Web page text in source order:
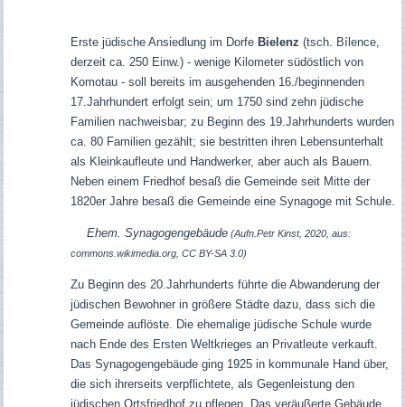
Erste jüdische Ansiedlung im Dorfe Bielenz (tsch. Bílence,
derzeit ca. 250 Einw.) - wenige Kilometer südöstlich von
Komotau - soll bereits im ausgehenden 16./beginnenden
17.Jahrhundert erfolgt sein; um 1750 sind zehn jüdische
Familien nachweisbar; zu Beginn des 19.Jahrhunderts wurden
ca. 80 Familien gezählt; sie bestritten ihren Lebensunterhalt
als Kleinkaufleute und Handwerker, aber auch als Bauern.
Neben einem Friedhof besaß die Gemeinde seit Mitte der
1820er Jahre besaß die Gemeinde eine Synagoge mit Schule.
Ehem. Synagogengebäude(Aufn.Petr Kinst, 2020, aus:
commons.wikimedia.org, CC BY-SA 3.0)
Zu Beginn des 20.Jahrhunderts führte die Abwanderung der
jüdischen Bewohner in größere Städte dazu, dass sich die
Gemeinde auflöste. Die ehemalige jüdische Schule wurde
nach Ende des Ersten Weltkrieges an Privatleute verkauft.
Das Synagogengebäude ging 1925 in kommunale Hand über,
die sich ihrerseits verpflichtete, als Gegenleistung den
jüdischen Ortsfriedhof zu pflegen. Das veräußerte Gebäude